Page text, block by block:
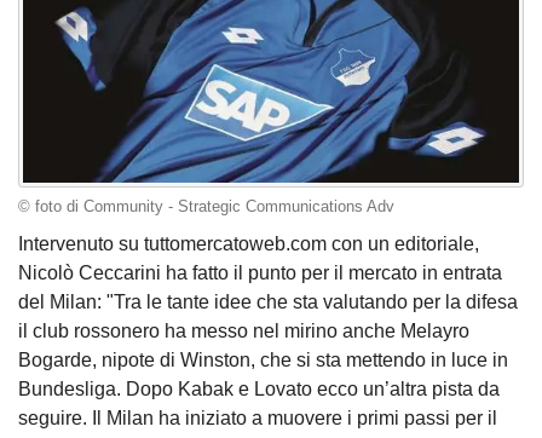
© foto di Community - Strategic Communications Adv
Intervenuto su tuttomercatoweb.com con un editoriale,
Nicolò Ceccarini ha fatto il punto per il mercato in entrata
del Milan: "Tra le tante idee che sta valutando per la difesa
il club rossonero ha messo nel mirino anche Melayro
Bogarde, nipote di Winston, che si sta mettendo in luce in
Bundesliga. Dopo Kabak e Lovato ecco un’altra pista da
seguire. Il Milan ha iniziato a muovere i primi passi per il